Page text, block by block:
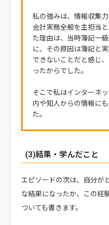
私の強みは、情報収集
会計実務全般を主担当
た理由は、当時簿記一
に、その原因は簿記と
できないことだと感じ
ったからでした。
そこで私はインターネ
内や知人からの情報に
た。
(3)結果・学んだこと
エピソードの次は、自分が
な結果になったか、この経
ついても書きます。